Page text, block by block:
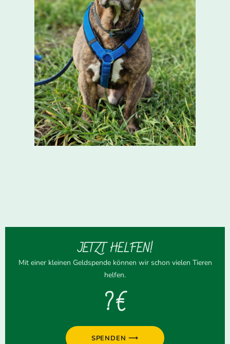
JETZT HELFEN!
Mit einer kleinen Geldspende können wir schon vielen Tieren
helfen.
? €
SPENDEN ⟶